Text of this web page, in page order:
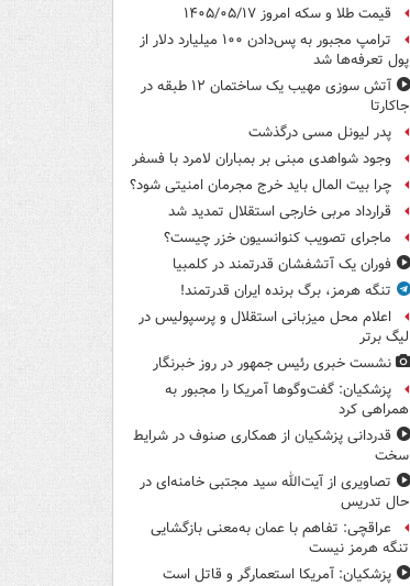
قیمت طلا و سکه امروز ۱۴۰۵/۰۵/۱۷
ترامپ مجبور به پس‌دادن ۱۰۰ میلیارد دلار از
پول تعرفه‌ها شد
آتش سوزی مهیب یک ساختمان ۱۲ طبقه در
جاکارتا
پدر لیونل مسی درگذشت
وجود شواهدی مبنی بر بمباران لامرد با فسفر
چرا بیت المال باید خرج مجرمان امنیتی شود؟
قرارداد مربی خارجی استقلال تمدید شد
ماجرای تصویب کنوانسیون خزر چیست؟
فوران یک آتشفشان قدرتمند در کلمبیا
تنگه هرمز، برگ برنده ایران قدرتمند!
اعلام محل میزبانی استقلال و پرسپولیس در
لیگ برتر
نشست خبری رئیس جمهور در روز خبرنگار
پزشکیان: گفت‌وگوها آمریکا را مجبور به
همراهی کرد
قدردانی پزشکیان از همکاری صنوف در شرایط
سخت
تصاویری از آیت‌الله سید مجتبی خامنه‌ای در
حال تدریس
عراقچی: تفاهم با عمان به‌معنی بازگشایی
تنگه هرمز نیست
پزشکیان: آمریکا استعمارگر و قاتل است